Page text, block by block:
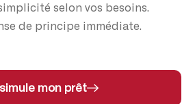
selon vos besoins.
de principe immédiate.
mon prêt